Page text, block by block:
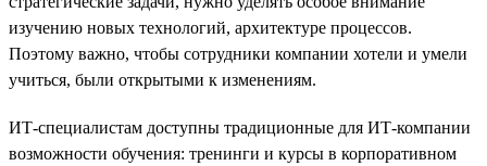
изучению новых технологий, архитектуре процессов.
Поэтому важно, чтобы сотрудники компании хотели и умели
учиться, были открытыми к изменениям.
ИТ-специалистам доступны традиционные для ИТ-компании
возможности обучения: тренинги и курсы в корпоративном